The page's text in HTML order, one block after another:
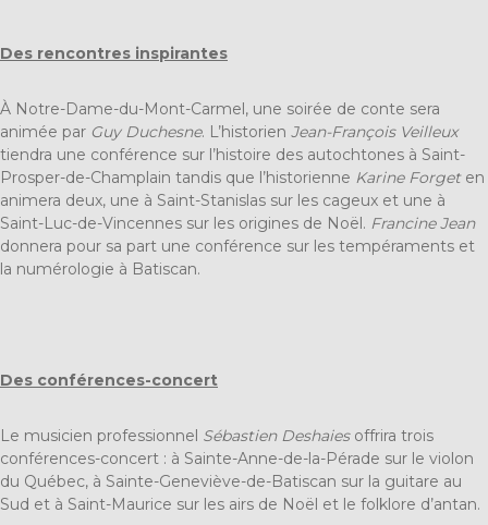
Des rencontres inspirantes
À Notre-Dame-du-Mont-Carmel, une soirée de conte sera
animée par Guy Duchesne. L’historien Jean-François Veilleux
tiendra une conférence sur l’histoire des autochtones à Saint-
Prosper-de-Champlain tandis que l’historienne Karine Forget en
animera deux, une à Saint-Stanislas sur les cageux et une à
Saint-Luc-de-Vincennes sur les origines de Noël. FrancineJean
donnera pour sa part une conférence sur les tempéraments et
la numérologie à Batiscan.
Des conférences-concert
Le musicien professionnel Sébastien Deshaiesoffrira trois
conférences-concert : à Sainte-Anne-de-la-Pérade sur le violon
du Québec, à Sainte-Geneviève-de-Batiscan sur la guitare au
Sud et à Saint-Maurice sur les airs de Noël et le folklore d’antan.